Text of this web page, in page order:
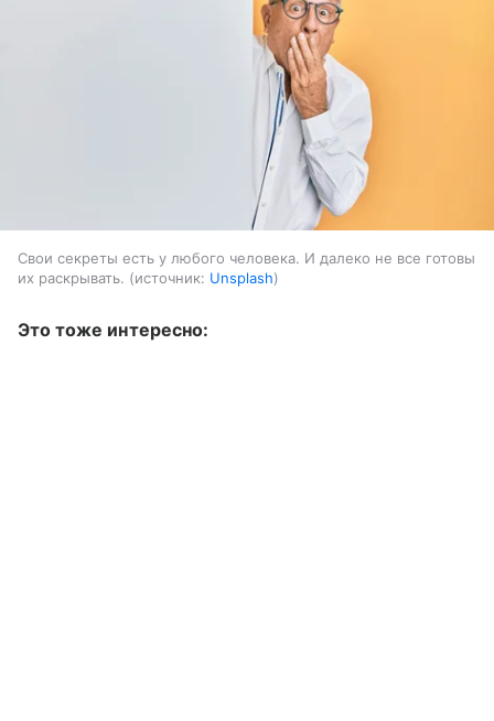
Свои секреты есть у любого человека. И далеко не все готовы
их раскрывать.
источник: Unsplash
Это тоже интересно: